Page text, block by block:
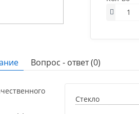
Вопрос - ответ (0)
Стекло